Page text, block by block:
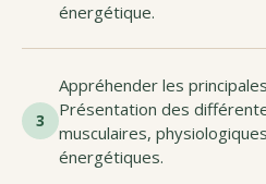
énergétique.
3
Appréhender les
Présentation des
musculaires,
énergétiques.